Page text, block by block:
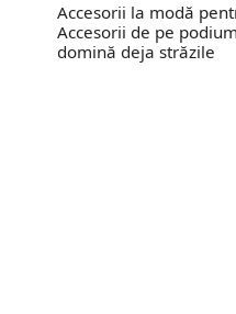
Accesorii la modă
Accesorii de pe
domină deja străzile